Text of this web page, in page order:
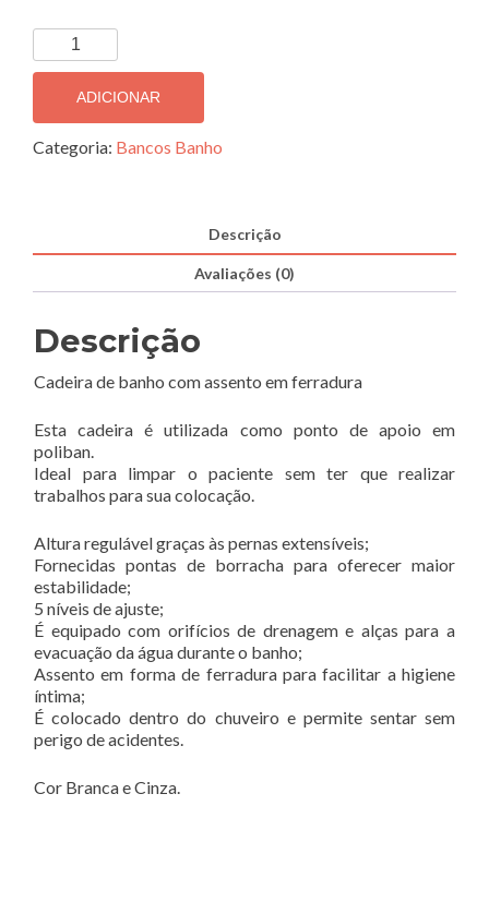
Quantidade
de
Cadeira
de
Banho
Forma
U213
ADICIONAR
Categoria: Bancos Banho
Descrição
Avaliações (0)
Descrição
Cadeira de banho com assento em ferradura
Esta cadeira é utilizada como ponto de apoio em
poliban.
Ideal para limpar o paciente sem ter que realizar
trabalhos para sua colocação.
Altura regulável graças às pernas extensíveis;
Fornecidas pontas de borracha para oferecer maior
estabilidade;
5 níveis de ajuste;
É equipado com orifícios de drenagem e alças para a
evacuação da água durante o banho;
Assento em forma de ferradura para facilitar a higiene
íntima;
É colocado dentro do chuveiro e permite sentar sem
perigo de acidentes.
Cor Branca e Cinza.